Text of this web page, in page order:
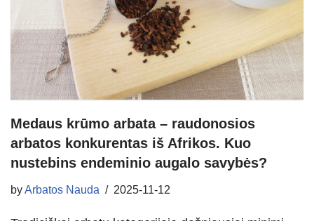
Medaus krūmo arbata – raudonosios
arbatos konkurentas iš Afrikos. Kuo
nustebins endeminio augalo savybės?
byArbatos Nauda 2025-11-12